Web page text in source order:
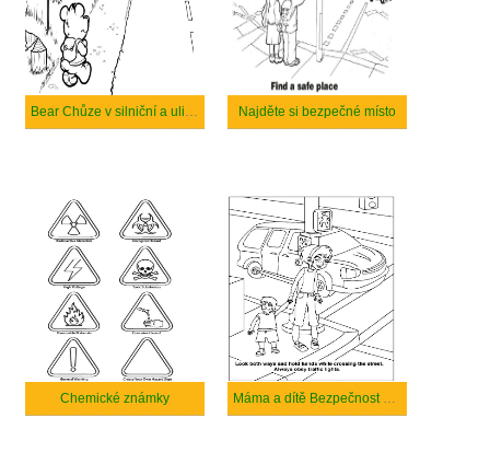
Najděte si bezpečné místo
Chemické známky